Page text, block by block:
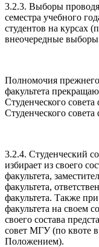
3.2.3. Выборы
семестра учебного
студентов на курсах
внеочередные
Полномочия прежнего
факультета
Студенческого
Студенческого совета
3.2.4. Студенческий
избирает из своего
факультета,
факультета,
факультета. Также
факультета на своем
своего состава
совет МГУ (по квоте
Положением).